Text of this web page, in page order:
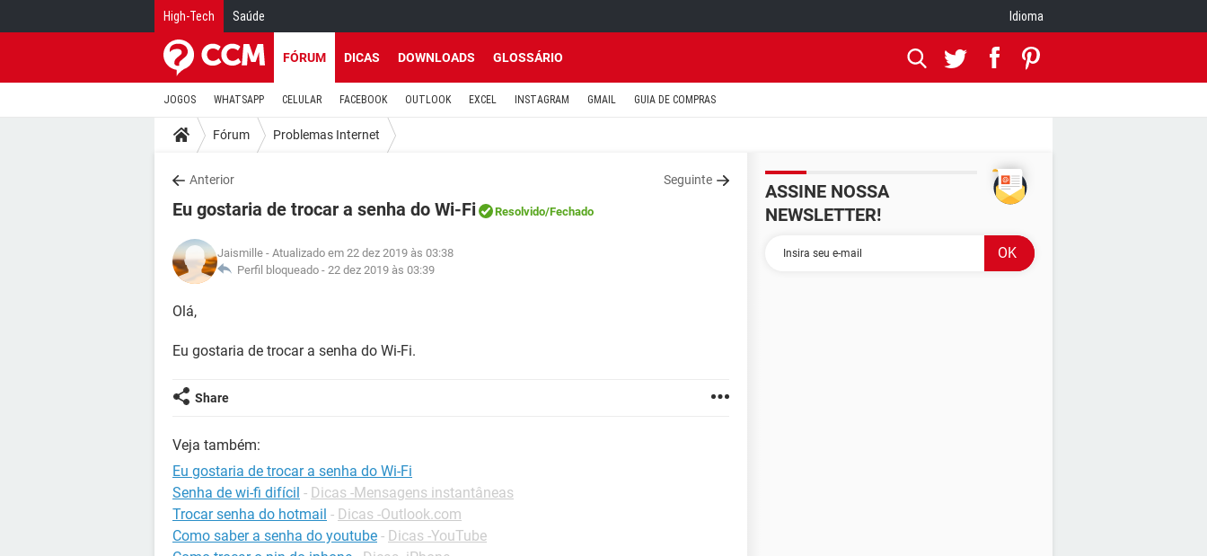
High-Tech Saúde Idioma
FÓRUM DICAS DOWNLOADS GLOSSÁRIO
JOGOS WHATSAPP CELULAR FACEBOOK OUTLOOK EXCEL INSTAGRAM GMAIL GUIA DE COMPRAS
Fórum Problemas Internet
Anterior Seguinte
Eu gostaria de trocar a senha do Wi-Fi Resolvido/Fechado
Jaismille - Atualizado em 22 dez 2019 às 03:38
Perfil bloqueado - 22 dez 2019 às 03:39
Olá,
Eu gostaria de trocar a senha do Wi-Fi.
Share
Veja também:
Eu gostaria de trocar a senha do Wi-Fi
Senha de wi-fi difícil - Dicas -Mensagens instantâneas
Trocar senha do hotmail - Dicas -Outlook.com
Como saber a senha do youtube - Dicas -YouTube
ASSINE NOSSA
NEWSLETTER!